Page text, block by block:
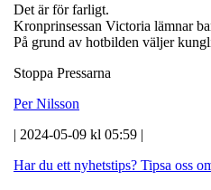
Det är för farligt.
Kronprinsessan Victoria lämnar
På grund av hotbilden väljer
Stoppa Pressarna
Per Nilsson
| 2024-05-09 kl 05:59 |
Har du ett nyhetstips? Tipsa oss